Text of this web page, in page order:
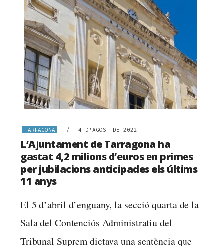
TARRAGONA / 4 D'AGOST DE 2022
L’Ajuntament de Tarragona ha
gastat 4,2 milions d’euros en primes
per jubilacions anticipades els últims
11 anys
El 5 d’abril d’enguany, la secció quarta de la
Sala del Contenciós Administratiu del
Tribunal Suprem dictava una sentència que